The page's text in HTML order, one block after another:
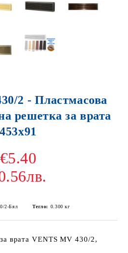
2 - Пластмасова
решетка за врата
453x91
€5.40
2-Бял Тегло: 0.300 кг
врата VENTS MV 430/2,